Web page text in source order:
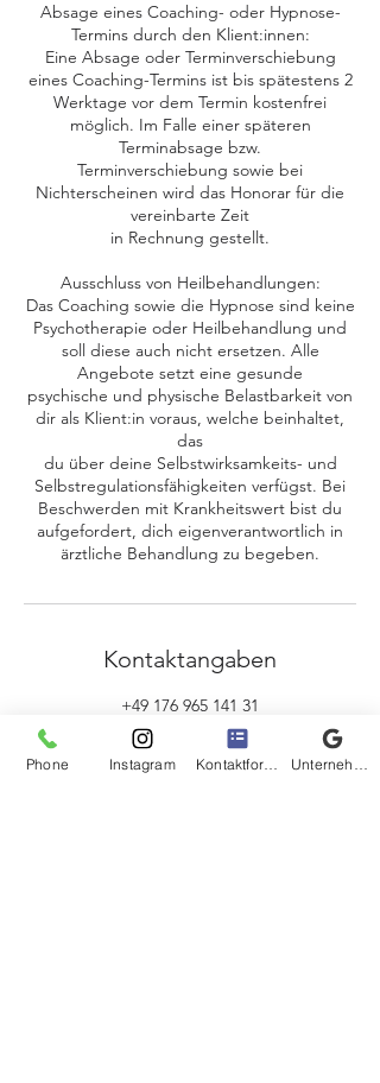
Absage eines Coaching- oder Hypnose-
Termins durch den Klient:innen:
Eine Absage oder Terminverschiebung
eines Coaching-Termins ist bis spätestens 2
Werktage vor dem Termin kostenfrei
möglich. Im Falle einer späteren
Terminabsage bzw.
Terminverschiebung sowie bei
Nichterscheinen wird das Honorar für die
vereinbarte Zeit
in Rechnung gestellt.
Ausschluss von Heilbehandlungen:
Das Coaching sowie die Hypnose sind keine
Psychotherapie oder Heilbehandlung und
soll diese auch nicht ersetzen. Alle
Angebote setzt eine gesunde
psychische und physische Belastbarkeit von
dir als Klient:in voraus, welche beinhaltet,
das
du über deine Selbstwirksamkeits- und
Selbstregulationsfähigkeiten verfügst. Bei
Beschwerden mit Krankheitswert bist du
aufgefordert, dich eigenverantwortlich in
ärztliche Behandlung zu begeben.
Kontaktangaben
+49 176 965 141 31
coaching@astrid-laetsch.de
Friedrichstraße 3-4, Göttingen, Germany
Phone Instagram